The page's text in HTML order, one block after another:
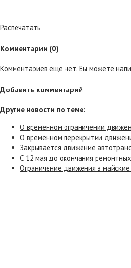
Распечатать
Комментарии (0)
Комментариев еще нет. Вы можете
Добавить комментарий
Другие новости по теме:
О временном ограничении
О временном перекрытии
Закрывается движение
С 12 мая до окончания
Ограничение движения в